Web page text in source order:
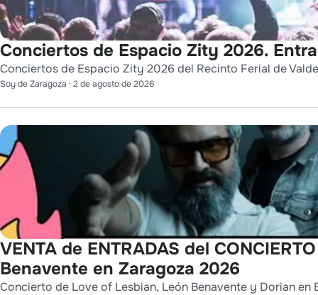
Conciertos de Espacio Zity 2026.
Conciertos de Espacio Zity 2026 del Recinto Ferial de
Soy de Zaragoza · 2 de agosto de 2026
VENTA de ENTRADAS del
Benavente en Zaragoza 2026
Concierto de Love of Lesbian, León Benavente y Dorian